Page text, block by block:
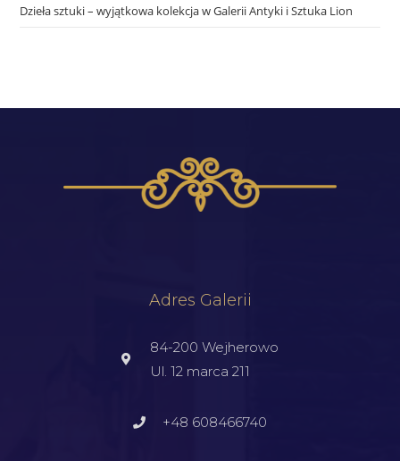
Dzieła sztuki – wyjątkowa kolekcja w Galerii Antyki i Sztuka Lion
Adres Galerii
84-200 Wejherowo
Ul. 12 marca 211
+48 608466740